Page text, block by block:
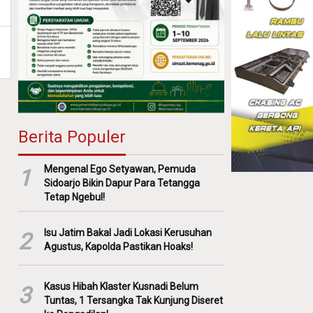
Berita Populer
1
Mengenal Ego Setyawan, Pemuda
Sidoarjo Bikin Dapur Para Tetangga
Tetap Ngebul!
2
Isu Jatim Bakal Jadi Lokasi Kerusuhan
Agustus, Kapolda Pastikan Hoaks!
3
Kasus Hibah Klaster Kusnadi Belum
Tuntas, 1 Tersangka Tak Kunjung Diseret